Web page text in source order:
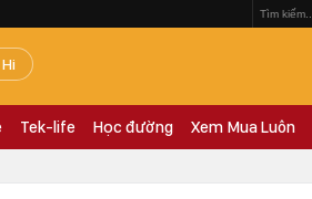
Tek-life Học đường Xem Mua Luôn